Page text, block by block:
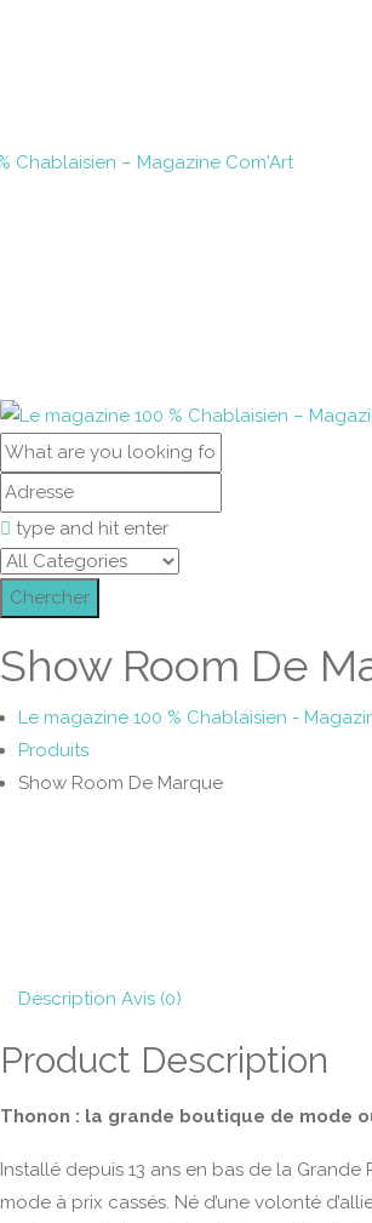
type and hit enter
Chercher
Show Room De
Le magazine 100 % Chablaisien -
Produits
Show Room De Marque
Description Avis (0)
Product Description
Thonon : la grande boutique de mode
Installé depuis 13 ans en bas de la
mode à prix cassés. Né d’une volonté